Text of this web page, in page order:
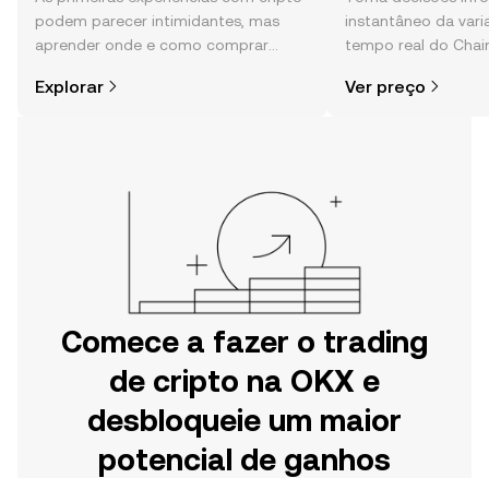
podem parecer intimidantes, mas
aprender onde e como comprar
Começa a tua viagem na aplicação
Explorar
instantâneo da
tempo real do
mais.
Ver preço
Comece a fazer o trading
de cripto na OKX e
desbloqueie um maior
potencial de ganhos